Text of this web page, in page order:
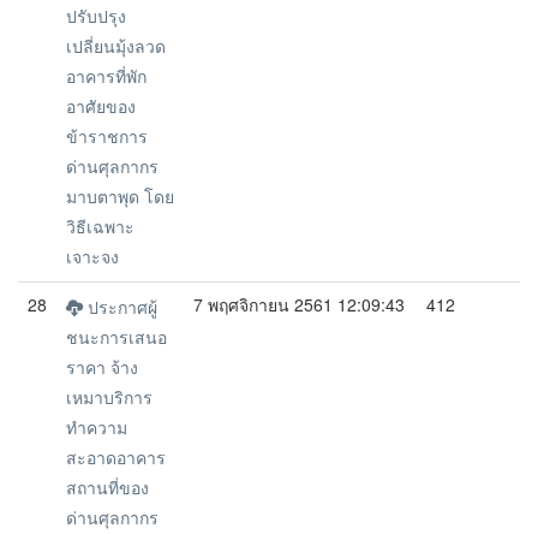
ปรับปรุง
เปลี่ยนมุ้งลวด
อาคารที่พัก
อาศัยของ
ข้าราชการ
ด่านศุลกากร
มาบตาพุด โดย
วิธีเฉพาะ
เจาะจง
28
ประกาศผู้
ชนะการเสนอ
ราคา จ้าง
เหมาบริการ
ทำความ
สะอาดอาคาร
สถานที่ของ
ด่านศุลกากร
7 พฤศจิกายน 2561 12:09:43 412